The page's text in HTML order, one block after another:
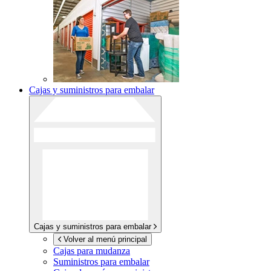
Cajas y suministros para embalar
Cajas y suministros para embalar
Volver al menú principal
Cajas para mudanza
Suministros para embalar